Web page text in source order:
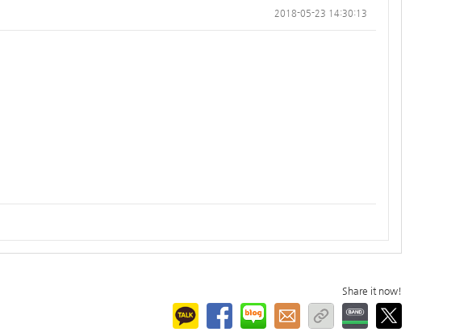
2018-05-23 14:30:13
Share it now!